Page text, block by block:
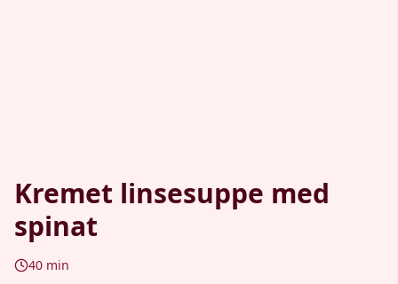
Kremet linsesuppe med
spinat
40 min